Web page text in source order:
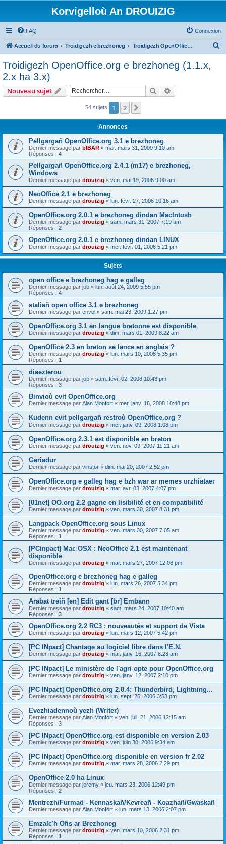
Korvigelloù An DROUIZIG
FAQ Connexion
Accueil du forum Troidigezh e brezhoneg Troidigezh OpenOffice.org e brezhoneg (1.1.x, 2.x ha 3.x)
c
Troidigezh OpenOffice.org e brezhoneg (1.1.x,
2.x ha 3.x)
Nouveau sujet Rechercher
54 sujets 1 2
Annonces
Pellgargañ OpenOffice.org 3.1 e brezhoneg
Dernier message par bIBAR « mar. mars 31, 2009 9:10 am
Réponses : 4
Pellgargañ OpenOffice.org 2.4.1 (m17) e brezhoneg,
Windows
Dernier message par drouizig « ven. mai 19, 2006 9:00 am
NeoOffice 2.1 e brezhoneg
Dernier message par drouizig « lun. févr. 27, 2006 10:16 am
OpenOffice.org 2.0.1 e brezhoneg dindan MacIntosh
Dernier message par drouizig « sam. mars 31, 2007 7:19 am
Réponses : 2
OpenOffice.org 2.0.1 e brezhoneg dindan LINUX
Dernier message par drouizig « mer. févr. 01, 2006 5:21 pm
Sujets
open office e brezhoneg hag e galleg
Dernier message par job « lun. août 24, 2009 5:55 pm
Réponses : 4
staliañ open office 3.1 e brezhoneg
Dernier message par envel « sam. mai 23, 2009 1:27 pm
OpenOffice.org 3.1 en langue bretonne est disponible
Dernier message par drouizig « dim. mars 01, 2009 8:22 am
OpenOffice 2.3 en breton se lance en anglais ?
Dernier message par drouizig « lun. mars 10, 2008 5:35 pm
Réponses : 1
diaezterou
Dernier message par job « sam. févr. 02, 2008 10:43 pm
Réponses : 3
Binvioù evit OpenOffice.org
Dernier message par Alan Monfort « mer. janv. 16, 2008 10:48 pm
Kudenn evit pellgargañ restroù OpenOffice.org ?
Dernier message par drouizig « mer. janv. 09, 2008 1:08 pm
OpenOffice.org 2.3.1 est disponible en breton
Dernier message par drouizig « ven. nov. 09, 2007 11:21 am
Geriadur
Dernier message par vinstor « dim. mai 20, 2007 2:52 pm
OpenOffice.org e galleg hag e bzh war ar memes urzhiataer
Dernier message par drouizig « mar. avr. 03, 2007 4:07 pm
[01net] OO.org 2.2 gagne en lisibilité et en compatibilité
Dernier message par drouizig « ven. mars 30, 2007 8:31 pm
Langpack OpenOffice.org sous Linux
Dernier message par drouizig « ven. mars 30, 2007 7:05 am
Réponses : 1
[PCinpact] Mac OSX : NeoOffice 2.1 est maintenant
disponible
Dernier message par drouizig « mar. mars 27, 2007 12:06 pm
OpenOffice.org e brezhoneg hag e galleg
Dernier message par drouizig « lun. mars 26, 2007 5:34 pm
Réponses : 1
Arabat treiñ [en] Edit gant [br] Embann
Dernier message par drouizig « sam. mars 24, 2007 10:40 am
Réponses : 3
OpenOffice.org 2.2 RC3 : nouveautés et support de Vista
Dernier message par drouizig « lun. mars 12, 2007 5:42 pm
[PC INpact] Chantage au logiciel libre dans l'E.N.
Dernier message par drouizig « mar. janv. 16, 2007 8:28 am
[PC INpact] Le ministère de l'agri opte pour OpenOffice.org
Dernier message par drouizig « ven. janv. 12, 2007 2:10 pm
[PC INpact] OpenOffice.org 2.0.4: Thunderbird, Lightning...
Dernier message par drouizig « lun. sept. 25, 2006 3:53 pm
Evezhiadennoù yezh (Writer)
Dernier message par Alan Monfort « ven. juil. 21, 2006 12:15 am
Réponses : 3
[PC INpact] OpenOffice.org est disponible en version 2.03
Dernier message par drouizig « ven. juin 30, 2006 9:34 am
[PC INpact] OpenOffice.org disponible en version fr 2.02
Dernier message par drouizig « mar. mars 28, 2006 2:29 pm
OpenOffice 2.0 ha Linux
Dernier message par jeremy « jeu. mars 23, 2006 12:49 pm
Réponses : 2
Mentrezh/Furmad - Kennaskañ/Kevreañ - Koazhañ/Gwaskañ
Dernier message par Alan Monfort « lun. mars 13, 2006 2:07 pm
Emzalc'h Ofis ar Brezhoneg
Dernier message par drouizig « ven. mars 10, 2006 2:31 pm
Réponses : 1